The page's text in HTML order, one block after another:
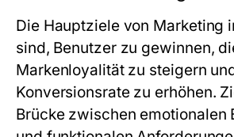
Die Hauptziele von Marketing
sind, Benutzer zu gewinnen,
Markenloyalität zu steigern
Konversionsrate zu erhöhen.
Brücke zwischen emotionalen